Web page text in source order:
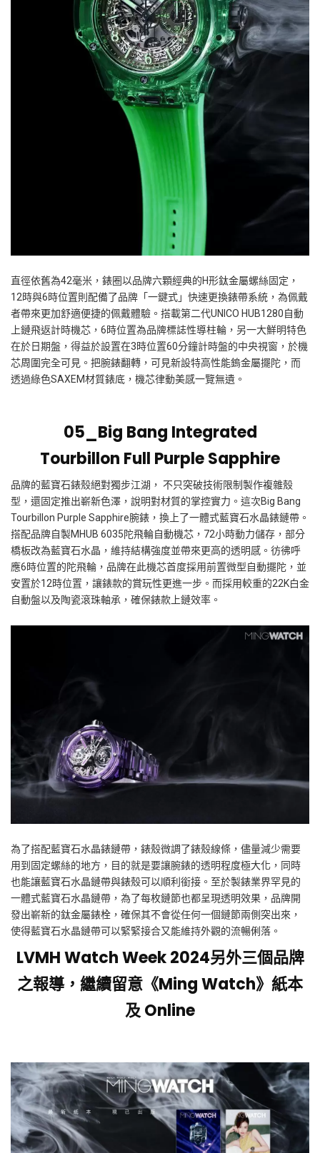
直徑依舊為42毫米，錶圈以品牌六顆經典的H形鈦金屬螺絲固定，
12時與6時位置則配備了品牌「一鍵式」快速更換錶帶系統，為佩戴
者帶來更加舒適便捷的佩戴體驗。搭載第二代UNICO HUB1280自動
上鏈飛返計時機芯， 6時位置為品牌標誌性導柱輪，另一大鮮明特色
在於日期盤，得益於設置在3時位置60分鐘計時盤的中央視窗，於機
芯周圍完全可見。把腕錶翻轉，可見新設特高性能鎢金屬擺陀，而
透過綠色SAXEM材質錶底，機芯律動美感一覽無遺。
05_Big Bang Integrated
Tourbillon Full Purple Sapphire
品牌的藍寶石錶殼絕對獨步江湖， 不只突破技術限制製作複雜殼
型，還固定推出嶄新色澤，說明對材質的掌控實力。這次Big Bang
Tourbillon Purple Sapphire腕錶，換上了一體式藍寶石水晶錶鏈帶。
搭配品牌自製MHUB 6035陀飛輪自動機芯， 72小時動力儲存，部分
橋板改為藍寶石水晶，維持結構強度並帶來更高的透明感。彷彿呼
應6時位置的陀飛輪，品牌在此機芯首度採用前置微型自動擺陀，並
安置於12時位置，讓錶款的賞玩性更進一步。而採用較重的22K白金
自動盤以及陶瓷滾珠軸承，確保錶款上鏈效率。
為了搭配藍寶石水晶錶鏈帶，錶殼微調了錶殼線條，儘量減少需要
用到固定螺絲的地方，目的就是要讓腕錶的透明程度極大化，同時
也能讓藍寶石水晶鏈帶與錶殼可以順利銜接。至於製錶業界罕見的
一體式藍寶石水晶鏈帶，為了每枚鏈節也都呈現透明效果，品牌開
發出嶄新的鈦金屬錶栓，確保其不會從任何一個鏈節兩側突出來，
使得藍寶石水晶鏈帶可以緊緊接合又能維持外觀的流暢俐落。
LVMH Watch Week 2024另外三個品牌
之報導， 繼續留意《Ming Watch》紙本
及 Online